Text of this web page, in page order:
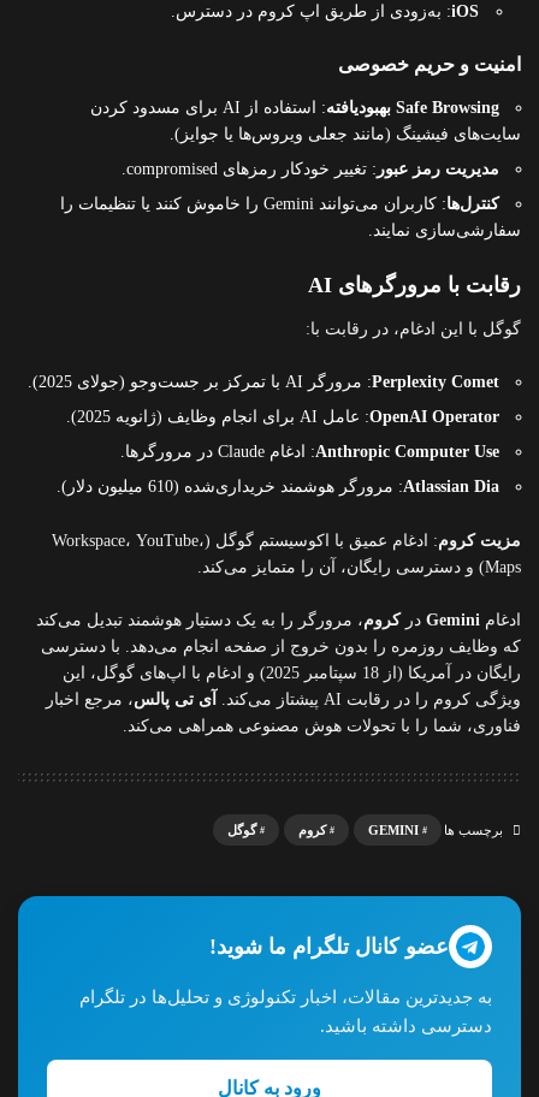
iOS: به‌زودی از طریق اپ کروم در دسترس.
امنیت و حریم خصوصی
Safe Browsing بهبودیافته
: استفاده از AI برای مسدود کردن
سایت‌های فیشینگ (مانند جعلی ویروس‌ها یا جوایز).
مدیریت رمز عبور : تغییر خودکار رمزهای compromised.
کنترل‌ها
: کاربران می‌توانند Gemini را خاموش کنند یا تنظیمات را
سفارشی‌سازی نمایند.
رقابت با مرورگرهای AI
گوگل با این ادغام، در رقابت با:
Perplexity Comet: مرورگر AI با تمرکز بر جست‌وجو (جولای 2025).
OpenAI Operator: عامل AI برای انجام وظایف (ژانویه 2025).
Anthropic Computer Use: ادغام Claude در مرورگرها.
Atlassian Dia: مرورگر هوشمند خریداری‌شده (610 میلیون دلار).
مزیت کروم
: ادغام عمیق با اکوسیستم گوگل (Workspace، YouTube،
Maps) و دسترسی رایگان، آن را متمایز می‌کند.
ادغام Gemini درکروم، مرورگر را به یک دستیار هوشمند تبدیل می‌کند
که وظایف روزمره را بدون خروج از صفحه انجام می‌دهد. با دسترسی
رایگان در آمریکا (از 18 سپتامبر 2025) و ادغام با اپ‌های گوگل، این
ویژگی کروم را در رقابت AI پیشتاز می‌کند.
آی تی پالس، مرجع اخبار
فناوری، شما را با تحولات هوش مصنوعی همراهی می‌کند.
برچسب ها GEMINI کروم گوگل
عضو کانال تلگرام ما شوید!
به جدیدترین مقالات، اخبار تکنولوژی و تحلیل‌ها در تلگرام
دسترسی داشته باشید.
ورود به کانال